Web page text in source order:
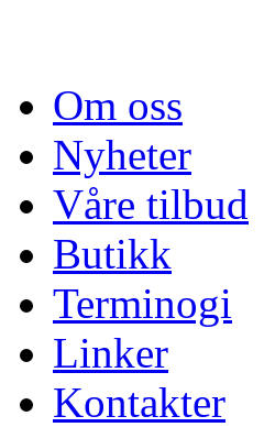
Om oss
Nyheter
Våre tilbud
Butikk
Terminogi
Linker
Kontakter